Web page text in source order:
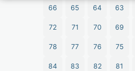
63
64
65
66
69
70
71
72
75
76
77
78
81
82
83
84